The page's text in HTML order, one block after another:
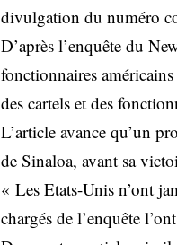
divulgation du numéro
D’après l’enquête du
fonctionnaires
des cartels et des
L’article avance qu’un
de Sinaloa, avant sa
« Les Etats-Unis n’ont
chargés de l’enquête